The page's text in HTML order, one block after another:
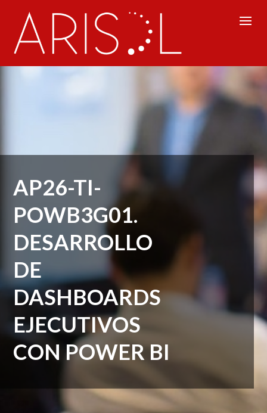
AP26-TI-
POWB3G01.
DESARROLLO
DE
DASHBOARDS
EJECUTIVOS
CON POWER BI